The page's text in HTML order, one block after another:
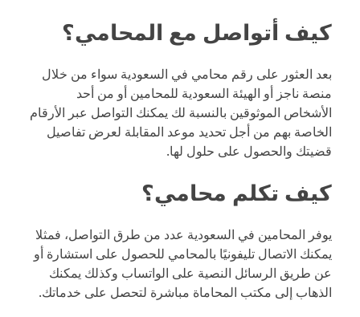
كيف أتواصل مع المحامي؟
بعد العثور على رقم محامي في السعودية سواء من خلال
منصة ناجز أو الهيئة السعودية للمحامين أو من أحد
الأشخاص الموثوقين بالنسبة لك يمكنك التواصل عبر الأرقام
الخاصة بهم من أجل تحديد موعد المقابلة لعرض تفاصيل
قضيتك والحصول على حلول لها.
كيف تكلم محامي؟
يوفر المحامين في السعودية عدد من طرق التواصل، فمثلا
يمكنك الاتصال تليفونيًا بالمحامي للحصول على استشارة أو
عن طريق الرسائل النصية على الواتساب وكذلك يمكنك
الذهاب إلى مكتب المحاماة مباشرة لتحصل على خدماتك.